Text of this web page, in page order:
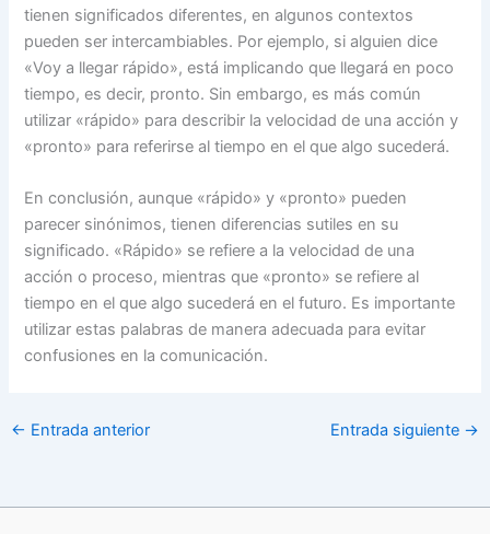
tienen significados diferentes, en algunos contextos
pueden ser intercambiables. Por ejemplo, si alguien dice
«Voy a llegar rápido», está implicando que llegará en poco
tiempo, es decir, pronto. Sin embargo, es más común
utilizar «rápido» para describir la velocidad de una acción y
«pronto» para referirse al tiempo en el que algo sucederá.
En conclusión, aunque «rápido» y «pronto» pueden
parecer sinónimos, tienen diferencias sutiles en su
significado. «Rápido» se refiere a la velocidad de una
acción o proceso, mientras que «pronto» se refiere al
tiempo en el que algo sucederá en el futuro. Es importante
utilizar estas palabras de manera adecuada para evitar
confusiones en la comunicación.
← Entrada anterior Entrada siguiente →